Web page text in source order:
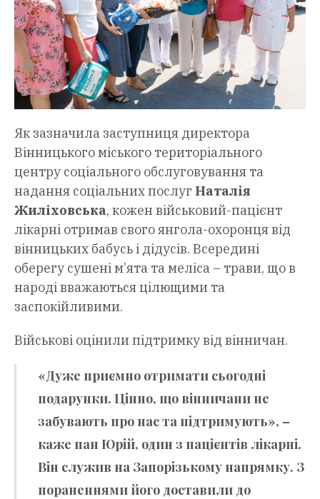
Як зазначила заступниця директора
Вінницького міського територіального
центру соціального обслуговування та
надання соціальних послуг Наталія
Жиліховська, кожен військовий-пацієнт
лікарні отримав свого янгола-охоронця від
вінницьких бабусь і дідусів. Всередині
оберегу сушені м’ята та меліса – трави, що в
народі вважаються цілющими та
заспокійливими.
Військові оцінили підтримку від вінничан.
«Дуже приємно отримати сьогодні
подарунки. Цінно, що вінничани не
забувають про нас та підтримують», –
каже пан Юрій, один з пацієнтів лікарні.
Він служив на Запорізькому напрямку. З
пораненнями його доставили до